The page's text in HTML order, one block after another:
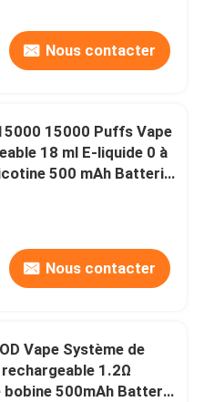
Nous contacter
15000 Puffs Vape
18 ml E-liquide 0 à
500 mAh Batterie
Nous contacter
Vape Système de
1.2Ω
bobine 500mAh Batterie